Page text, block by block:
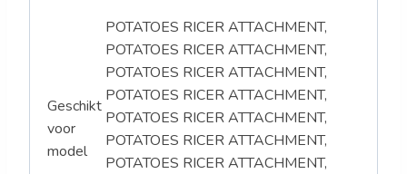
Geschikt
voor
model
POTATOES RICER ATTACHMENT,
POTATOES RICER ATTACHMENT,
POTATOES RICER ATTACHMENT,
POTATOES RICER ATTACHMENT,
POTATOES RICER ATTACHMENT,
POTATOES RICER ATTACHMENT,
POTATOES RICER ATTACHMENT,